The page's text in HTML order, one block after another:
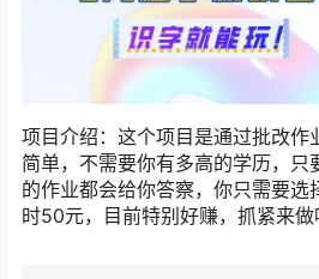
项目介绍：这个项目是通过批改作
简单，不需要你有多高的学历，只
的作业都会给你答察，你只需要选
时50元，目前特别好赚，抓紧来做